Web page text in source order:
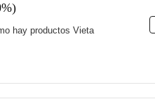
hay productos Vieta